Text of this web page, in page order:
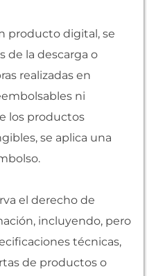
producto digital, se
de la descarga o
realizadas en
ni
los productos
se aplica una
el derecho de
incluyendo, pero
técnicas,
de productos o